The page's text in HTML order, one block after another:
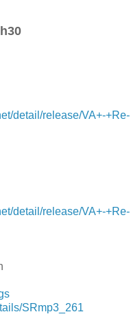
detail/release/VA+-+Re-
detail/release/VA+-+Re-
SRmp3_261